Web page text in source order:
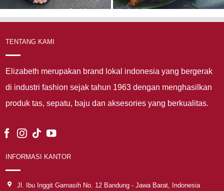
TENTANG KAMI
Elizabeth merupakan brand lokal indonesia yang bergerak
di industri fashion sejak tahun 1963 dengan menghasilkan
produk tas, sepatu, baju dan aksesories yang berkualitas.
INFORMASI KANTOR
Jl. Ibu Inggit Garnasih No. 12 Bandung - Jawa Barat, Indonesia